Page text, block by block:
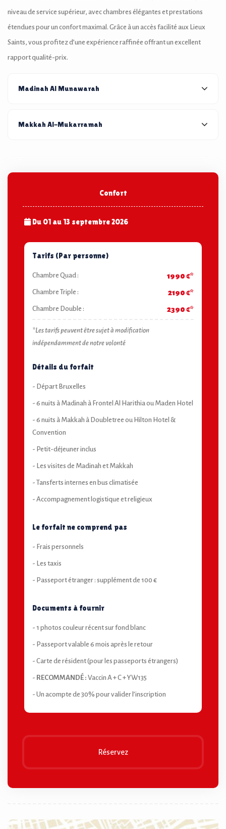
niveau de service supérieur, avec chambres élégantes et prestations
étendues pour un confort maximal. Grâce à un accès facilité aux Lieux
Saints, vous profitez d’une expérience raffinée offrant un excellent
rapport qualité-prix.
Madinah Al Munawarah
Makkah Al-Mukarramah
Confort
Du 01 au 13 septembre 2026
Tarifs (Par personne)
Chambre Quad : 1990 €*
Chambre Triple : 2190 €*
Chambre Double : 2390 €*
*Les tarifs peuvent être sujet à modification
indépendamment de notre volonté
Détails du forfait
- Départ Bruxelles
- 6 nuits à Madinah à Frontel Al Harithia ou Maden Hotel
- 6 nuits à Makkah à Doubletree ou Hilton Hotel &
Convention
- Petit-déjeuner inclus
- Les visites de Madinah et Makkah
- Tansferts internes en bus climatisée
- Accompagnement logistique et religieux
Le forfait ne comprend pas
- Frais personnels
- Les taxis
- Passeport étranger : supplément de 100 €
Documents à fournir
- 1 photos couleur récent sur fond blanc
- Passeport valable 6 mois après le retour
- Carte de résident (pour les passeports étrangers)
- RECOMMANDÉ : Vaccin A + C + YW135
- Un acompte de 30% pour valider l’inscription
Réservez